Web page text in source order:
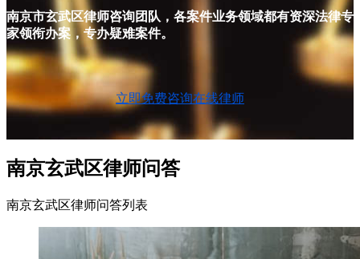
南京市玄武区律师咨询团队，各案件业务领域都有资深法律专
家领衔办案，专办疑难案件。
立即免费咨询在线律师
南京玄武区律师问答
南京玄武区律师问答列表